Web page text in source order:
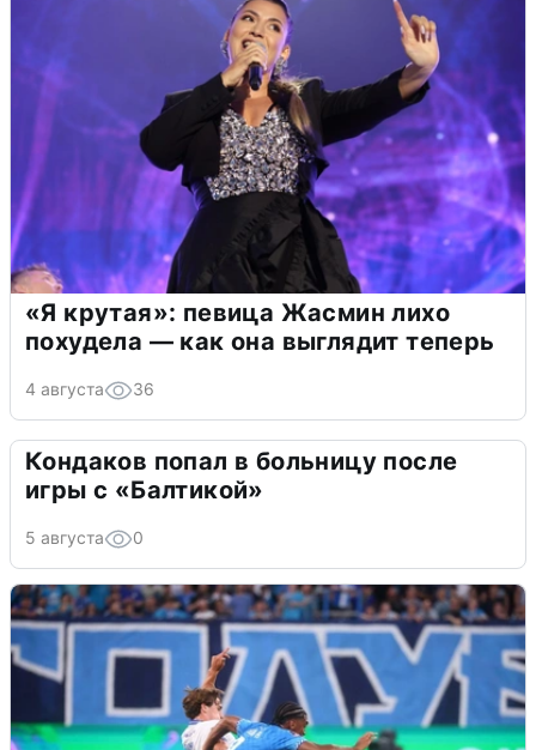
«Я крутая»: певица Жасмин лихо
похудела — как она выглядит теперь
4 августа 36
Кондаков попал в больницу после
игры с «Балтикой»
5 августа 0